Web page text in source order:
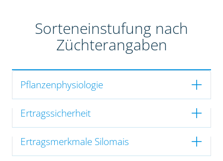
Sorteneinstufung nach
Züchterangaben
Pflanzenphysiologie
Ertragssicherheit
Ertragsmerkmale Silomais